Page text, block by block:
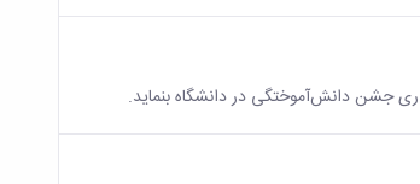
جشن دانش‌آموختگی در دانشگاه بنماید.